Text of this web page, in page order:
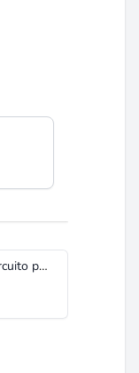
muy interesante el circuito pero tengo un inconveniente,en el lugar que yo resido no consigo el integrado (gracias)